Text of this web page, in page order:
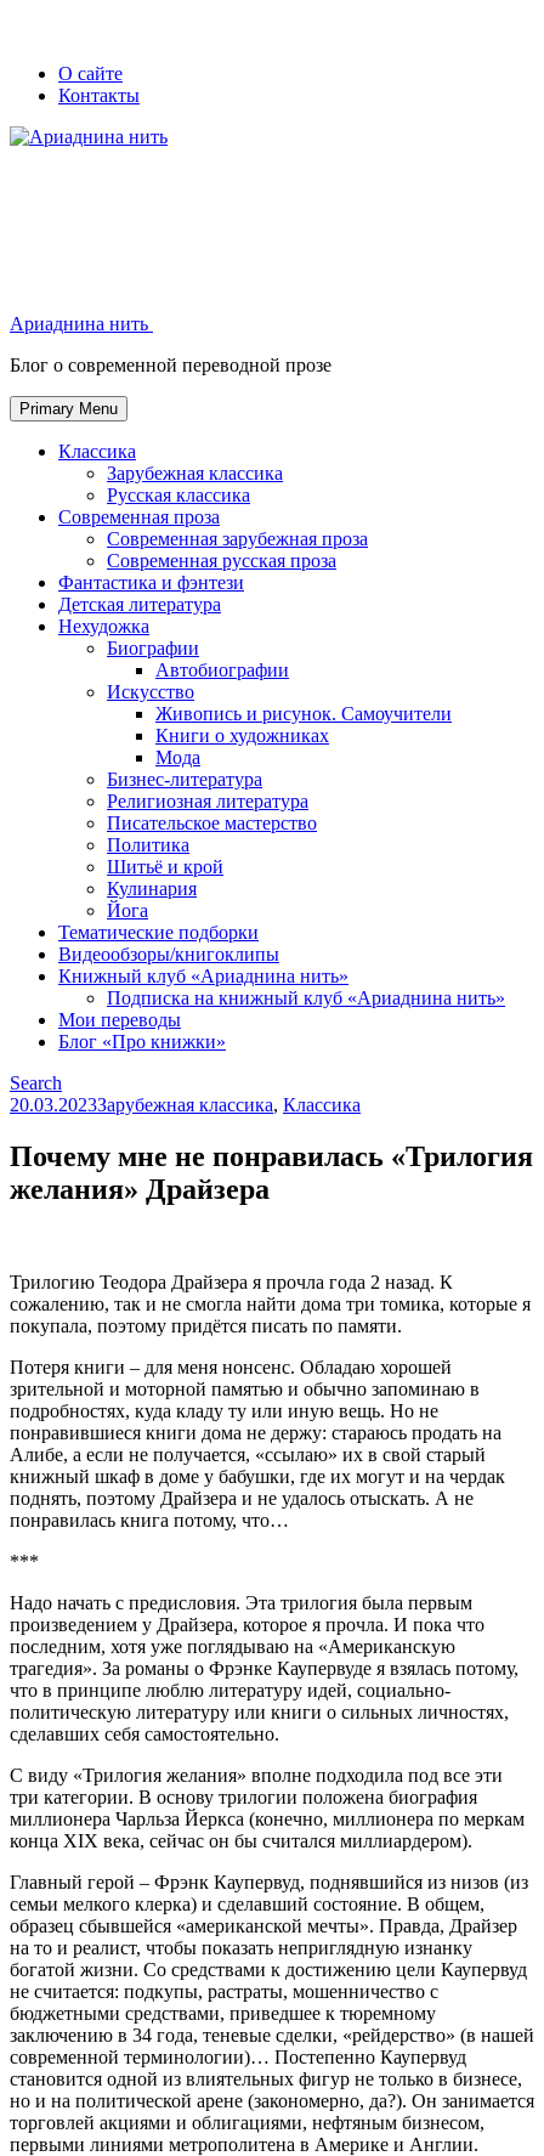
Skip
Secondary
left
navigation
Secondary
right
navigation
О сайте
Контакты
Ариаднина нить
Блог о современной переводной прозе
Primary Menu
Классика
Зарубежная классика
Русская классика
Современная проза
Современная зарубежная проза
Современная русская проза
Фантастика и фэнтези
Детская литература
Нехудожка
Биографии
Автобиографии
Искусство
Живопись и рисунок. Самоучители
Книги о художниках
Мода
Бизнес-литература
Религиозная литература
Писательское мастерство
Политика
Шитьё и крой
Кулинария
Йога
Тематические подборки
Видеообзоры/книгоклипы
Книжный клуб «Ариаднина нить»
Подписка на книжный клуб «Ариаднина нить»
Мои переводы
Блог «Про книжки»
Search
20.03.2023Зарубежная классика, Классика
Почему мне не понравилась «Трилогия
желания» Драйзера
Трилогию Теодора Драйзера я прочла года 2 назад. К
сожалению, так и не смогла найти дома три томика, которые я
покупала, поэтому придётся писать по памяти.
Потеря книги – для меня нонсенс. Обладаю хорошей
зрительной и моторной памятью и обычно запоминаю в
подробностях, куда кладу ту или иную вещь. Но не
понравившиеся книги дома не держу: стараюсь продать на
Алибе, а если не получается, «ссылаю» их в свой старый
книжный шкаф в доме у бабушки, где их могут и на чердак
поднять, поэтому Драйзера и не удалось отыскать. А не
понравилась книга потому, что…
***
Надо начать с предисловия. Эта трилогия была первым
произведением у Драйзера, которое я прочла. И пока что
последним, хотя уже поглядываю на «Американскую
трагедия». За романы о Фрэнке Каупервуде я взялась потому,
что в принципе люблю литературу идей, социально-
политическую литературу или книги о сильных личностях,
сделавших себя самостоятельно.
С виду «Трилогия желания» вполне подходила под все эти
три категории. В основу трилогии положена биография
миллионера Чарльза Йеркса (конечно, миллионера по меркам
конца XIX века, сейчас он бы считался миллиардером).
Главный герой – Фрэнк Каупервуд, поднявшийся из низов (из
семьи мелкого клерка) и сделавший состояние. В общем,
образец сбывшейся «американской мечты». Правда, Драйзер
на то и реалист, чтобы показать неприглядную изнанку
богатой жизни. Со средствами к достижению цели Каупервуд
не считается: подкупы, растраты, мошенничество с
бюджетными средствами, приведшее к тюремному
заключению в 34 года, теневые сделки, «рейдерство» (в нашей
современной терминологии)… Постепенно Каупервуд
становится одной из влиятельных фигур не только в бизнесе,
но и на политической арене (закономерно, да?). Он занимается
торговлей акциями и облигациями, нефтяным бизнесом,
первыми линиями метрополитена в Америке и Англии.